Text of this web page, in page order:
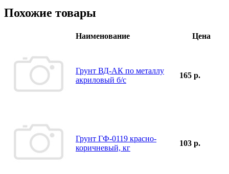
Похожие товары
Наименование Цена
Грунт ВД-АК по металлу
акриловый б/с
165 р.
Грунт ГФ-0119 красно-
коричневый, кг
103 р.